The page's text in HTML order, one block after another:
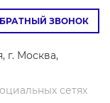
ЗВОНОК
г. Москва,
сетях